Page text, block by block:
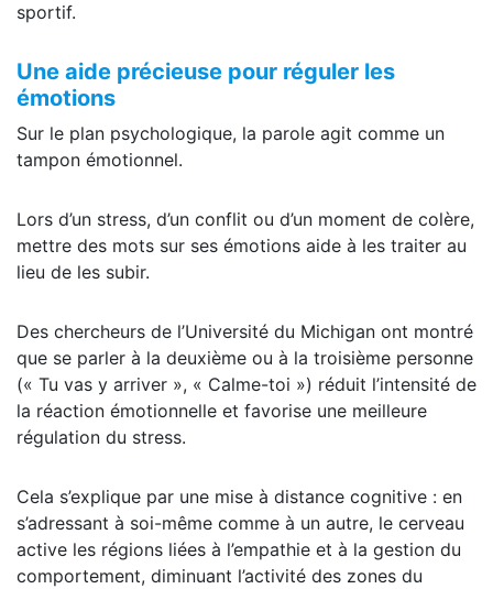
sportif.
Une aide précieuse pour réguler les
émotions
Sur le plan psychologique, la parole agit comme un
tampon émotionnel.
Lors d’un stress, d’un conflit ou d’un moment de colère,
mettre des mots sur ses émotions aide à les traiter au
lieu de les subir.
Des chercheurs de l’Université du Michigan ont montré
que se parler à la deuxième ou à la troisième personne
(« Tu vas y arriver », « Calme-toi ») réduit l’intensité de
la réaction émotionnelle et favorise une meilleure
régulation du stress.
Cela s’explique par une mise à distance cognitive : en
s’adressant à soi-même comme à un autre, le cerveau
active les régions liées à l’empathie et à la gestion du
comportement, diminuant l’activité des zones du